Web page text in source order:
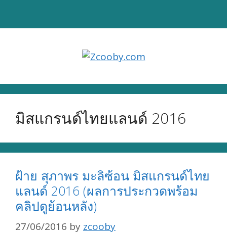
มิสแกรนด์ไทยแลนด์ 2016
ฝ้าย สุภาพร มะลิซ้อน มิสแกรนด์ไทย
แลนด์ 2016 (ผลการประกวดพร้อม
คลิปดูย้อนหลัง)
27/06/2016 by zcooby